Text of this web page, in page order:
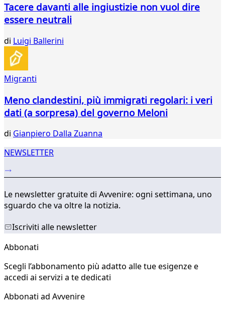
Tacere davanti alle ingiustizie non vuol dire
essere neutrali
di Luigi Ballerini
Migranti
Meno clandestini, più immigrati regolari: i veri
dati (a sorpresa) del governo Meloni
di Gianpiero Dalla Zuanna
NEWSLETTER
Le newsletter gratuite di Avvenire: ogni settimana, uno
sguardo che va oltre la notizia.
Iscriviti alle newsletter
Abbonati
Scegli l’abbonamento più adatto alle tue esigenze e
accedi ai servizi a te dedicati
Abbonati ad Avvenire